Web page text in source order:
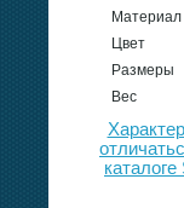
Материал
Цвет
Размеры
Вес